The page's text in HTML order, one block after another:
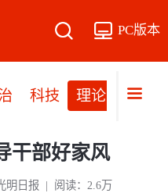
PC版本
科技 理论 党建
干部好家风
明日报 | 阅读：2.6万